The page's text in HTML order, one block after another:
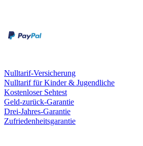
Nulltarif-Versicherung
Nulltarif für Kinder & Jugendliche
Kostenloser Sehtest
Geld-zurück-Garantie
Drei-Jahres-Garantie
Zufriedenheitsgarantie